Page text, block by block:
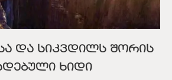
და სიკვდილს შორის
ხიდი